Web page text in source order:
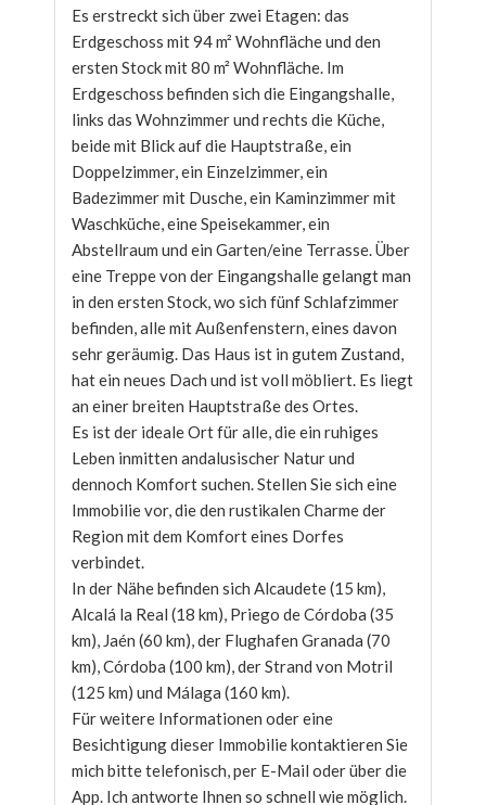
Es erstreckt sich über zwei Etagen: das
Erdgeschoss mit 94 m² Wohnfläche und den
ersten Stock mit 80 m² Wohnfläche. Im
Erdgeschoss befinden sich die Eingangshalle,
links das Wohnzimmer und rechts die Küche,
beide mit Blick auf die Hauptstraße, ein
Doppelzimmer, ein Einzelzimmer, ein
Badezimmer mit Dusche, ein Kaminzimmer mit
Waschküche, eine Speisekammer, ein
Abstellraum und ein Garten/eine Terrasse. Über
eine Treppe von der Eingangshalle gelangt man
in den ersten Stock, wo sich fünf Schlafzimmer
befinden, alle mit Außenfenstern, eines davon
sehr geräumig. Das Haus ist in gutem Zustand,
hat ein neues Dach und ist voll möbliert. Es liegt
an einer breiten Hauptstraße des Ortes.
Es ist der ideale Ort für alle, die ein ruhiges
Leben inmitten andalusischer Natur und
dennoch Komfort suchen. Stellen Sie sich eine
Immobilie vor, die den rustikalen Charme der
Region mit dem Komfort eines Dorfes
verbindet.
In der Nähe befinden sich Alcaudete (15 km),
Alcalá la Real (18 km), Priego de Córdoba (35
km), Jaén (60 km), der Flughafen Granada (70
km), Córdoba (100 km), der Strand von Motril
(125 km) und Málaga (160 km).
Für weitere Informationen oder eine
Besichtigung dieser Immobilie kontaktieren Sie
mich bitte telefonisch, per E-Mail oder über die
App. Ich antworte Ihnen so schnell wie möglich.